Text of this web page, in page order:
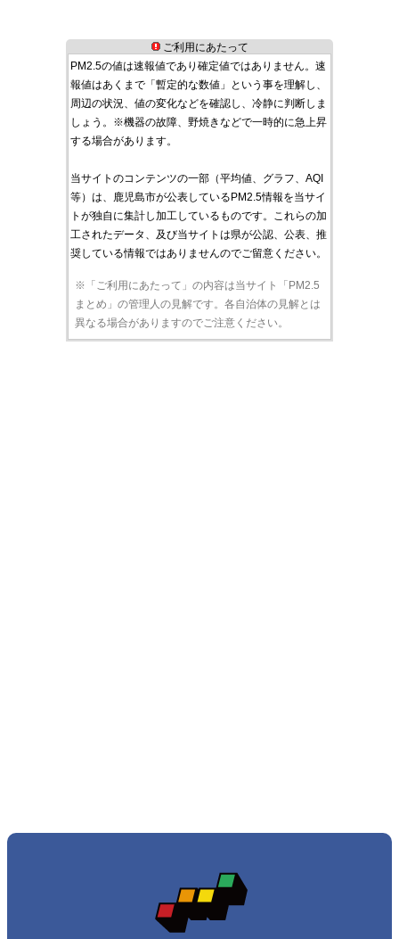
ご利用にあたって
PM2.5の値は速報値であり確定値ではありません。速
報値はあくまで「暫定的な数値」という事を理解し、
周辺の状況、値の変化などを確認し、冷静に判断しま
しょう。※機器の故障、野焼きなどで一時的に急上昇
する場合があります。
当サイトのコンテンツの一部（平均値、グラフ、AQI
等）は、鹿児島市が公表しているPM2.5情報を当サイ
トが独自に集計し加工しているものです。これらの加
工されたデータ、及び当サイトは県が公認、公表、推
奨している情報ではありませんのでご留意ください。
※「ご利用にあたって」の内容は当サイト「PM2.5
まとめ」の管理人の見解です。各自治体の見解とは
異なる場合がありますのでご注意ください。